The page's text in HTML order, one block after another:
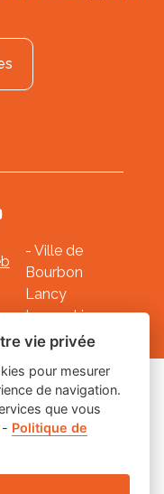
- Ville de
Bourbon
Lancy
des cookies
vie privée
pour mesurer
de navigation.
que vous
- Politique de